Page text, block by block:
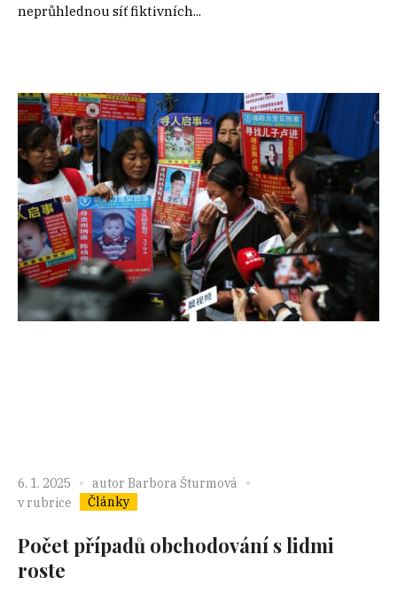
neprůhlednou síť fiktivních...
6. 1. 2025 autor Barbora Šturmová
v rubrice
Články
Počet případů obchodování s lidmi
roste